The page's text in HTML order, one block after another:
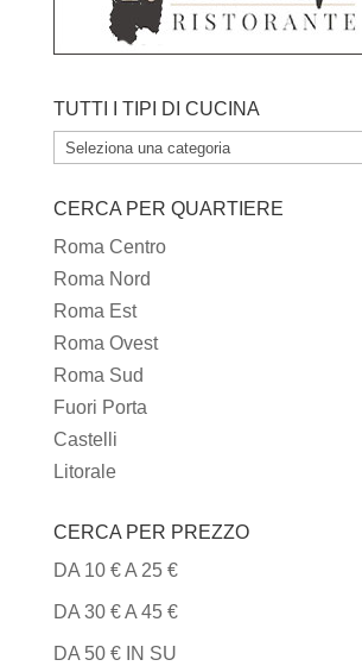
TUTTI I TIPI DI CUCINA
TUTTI
TIPI
DI
CUCINA
CERCA PER QUARTIERE
Roma Centro
Roma Nord
Roma Est
Roma Ovest
Roma Sud
Fuori Porta
Castelli
Litorale
CERCA PER PREZZO
DA 10 € A 25 €
DA 30 € A 45 €
DA 50 € IN SU